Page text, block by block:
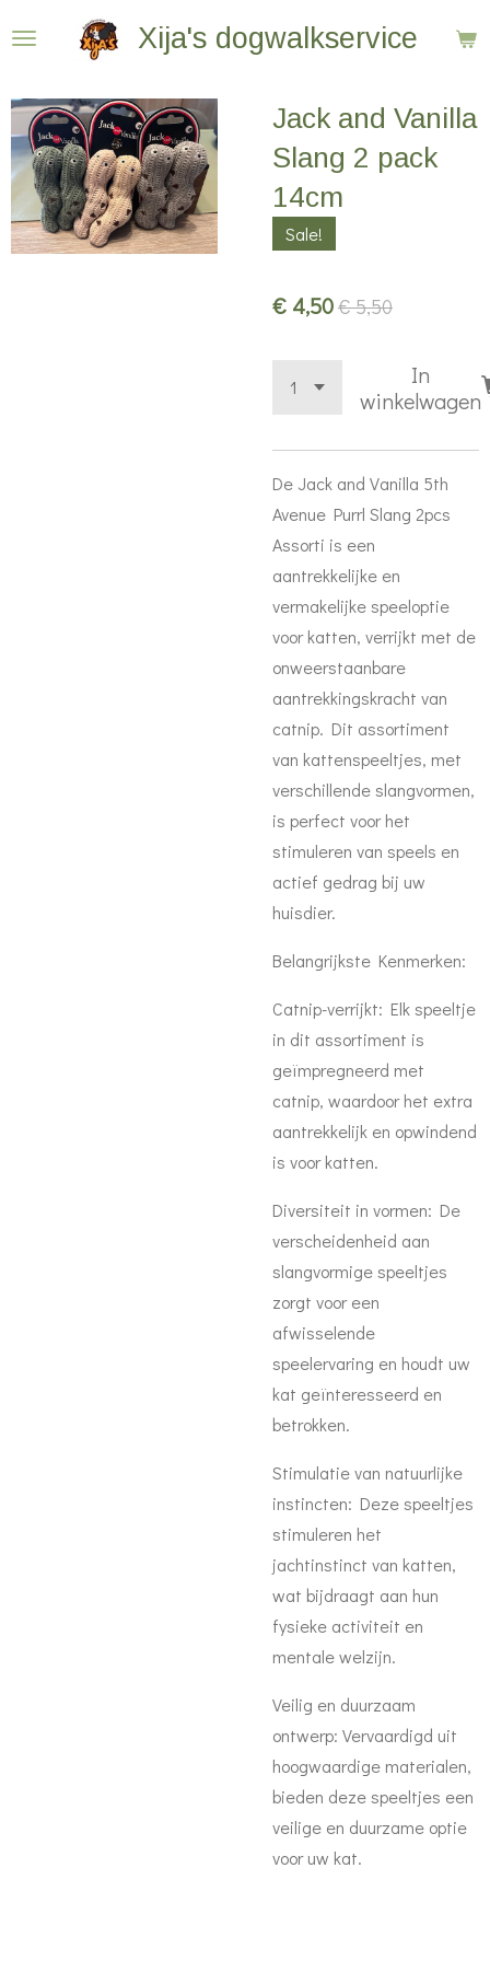
de
hoofdinhoud
Xija's dogwalkservice
Jack and Vanilla
Slang 2 pack
14cm
Sale!
€ 4,50€ 5,50
In
winkelwagen
De Jack and Vanilla 5th
Avenue Purrl Slang 2pcs
Assorti is een
aantrekkelijke en
vermakelijke speeloptie
voor katten, verrijkt met de
onweerstaanbare
aantrekkingskracht van
catnip. Dit assortiment
van kattenspeeltjes, met
verschillende slangvormen,
is perfect voor het
stimuleren van speels en
actief gedrag bij uw
huisdier.
Belangrijkste Kenmerken:
Catnip-verrijkt: Elk speeltje
in dit assortiment is
geïmpregneerd met
catnip, waardoor het extra
aantrekkelijk en opwindend
is voor katten.
Diversiteit in vormen: De
verscheidenheid aan
slangvormige speeltjes
zorgt voor een
afwisselende
speelervaring en houdt uw
kat geïnteresseerd en
betrokken.
Stimulatie van natuurlijke
instincten: Deze speeltjes
stimuleren het
jachtinstinct van katten,
wat bijdraagt aan hun
fysieke activiteit en
mentale welzijn.
Veilig en duurzaam
ontwerp: Vervaardigd uit
hoogwaardige materialen,
bieden deze speeltjes een
veilige en duurzame optie
voor uw kat.